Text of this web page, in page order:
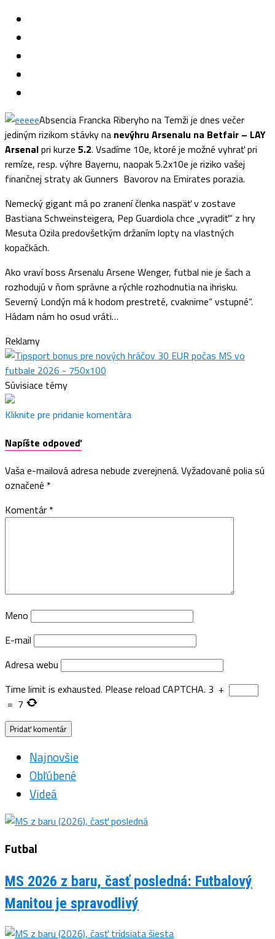
Absencia Francka Riberyho na Temži je dnes večer
jediným rizikom stávky na nevýhru Arsenalu na Betfair – LAY
Arsenalpri kurze 5.2. Vsadíme 10e, ktoré je možné vyhrať pri
remíze, resp. výhre Bayernu, naopak 5.2x10e je riziko vašej
finančnej straty ak Gunners Bavorov na Emirates porazia.
Nemecký gigant má po zranení členka naspäť v zostave
Bastiana Schweinsteigera, Pep Guardiola chce „vyradiť“ z hry
Mesuta Ozila predovšetkým držaním lopty na vlastných
kopačkách.
Ako vraví boss Arsenalu Arsene Wenger, futbal nie je šach a
rozhodujú v ňom správne a rýchle rozhodnutia na ihrisku.
Severný Londýn má k hodom prestreté, cvaknime“ vstupné“.
Hádam nám ho osud vráti…
Reklamy
Súvisiace témy
Kliknite pre pridanie komentára
Napíšte odpoveď
Vaša e-mailová adresa nebude zverejnená. Vyžadované polia sú
označené *
Komentár *
Meno
E-mail
Adresa webu
Time limit is exhausted. Please reload CAPTCHA. 3 +
= 7
Najnovšie
Obľúbené
Videá
Futbal
MS 2026 z baru, časť posledná: Futbalový
Manitou je spravodlivý